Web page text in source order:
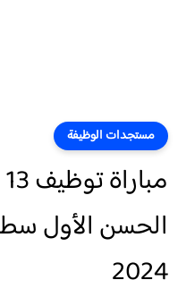
مستجدات الوظيفة
2024